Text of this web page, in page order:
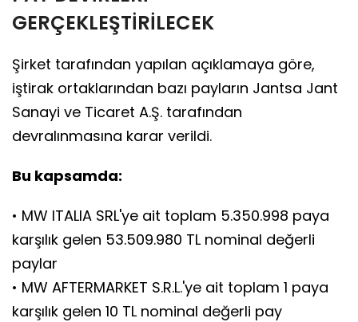
GERÇEKLEŞTİRİLECEK
Şirket tarafından yapılan açıklamaya göre,
iştirak ortaklarından bazı payların Jantsa Jant
Sanayi ve Ticaret A.Ş. tarafından
devralınmasına karar verildi.
Bu kapsamda:
• MW ITALIA SRL'ye ait toplam 5.350.998 paya
karşılık gelen 53.509.980 TL nominal değerli
paylar
• MW AFTERMARKET S.R.L.'ye ait toplam 1 paya
karşılık gelen 10 TL nominal değerli pay